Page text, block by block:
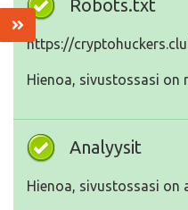
Robots.txt
https://
Hienoa, sivustossasi
Analyysit
Hienoa, sivustossasi on